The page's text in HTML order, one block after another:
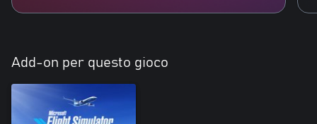
Add-on per questo gioco